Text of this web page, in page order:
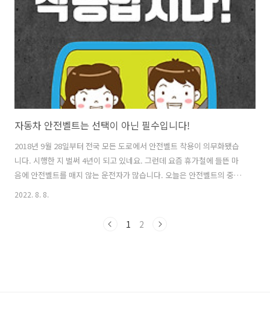
신속한 지원이 어려워진다는 점을 고려하였다. 특별재난지역으로 선포
된 지자체는 사유 시설 및 공공시설 피해에 대한 복구비의 일부(약
50~80%)가 국..
자동차 안전벨트는 선택이 아닌 필수입니다!
2018년 9월 28일부터 전국 모든 도로에서 안전벨트 착용이 의무화됐습
니다. 시행한 지 벌써 4년이 되고 있네요. 그런데 요즘 휴가철에 들뜬 마
음에 안전벨트를 매지 않는 운전자가 많습니다. 오늘은 안전벨트의 중요
성에 대해 알아보겠습니다. 먼저 안전벨트의 중요성에 대해 살펴볼까요.
충돌 시 관성력은 탑승자의 몸무게의 7배이고, 시속 100km로 충돌 시는
2022. 8. 8.
1 2